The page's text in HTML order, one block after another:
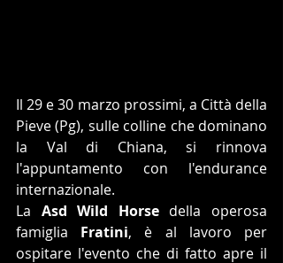
Il 29 e 30 marzo prossimi, a Città della
Pieve (Pg), sulle colline che dominano
la Val di Chiana, si rinnova
l'appuntamento con l'endurance
internazionale.
La Asd Wild Horse della operosa
famiglia Fratini, è al lavoro per